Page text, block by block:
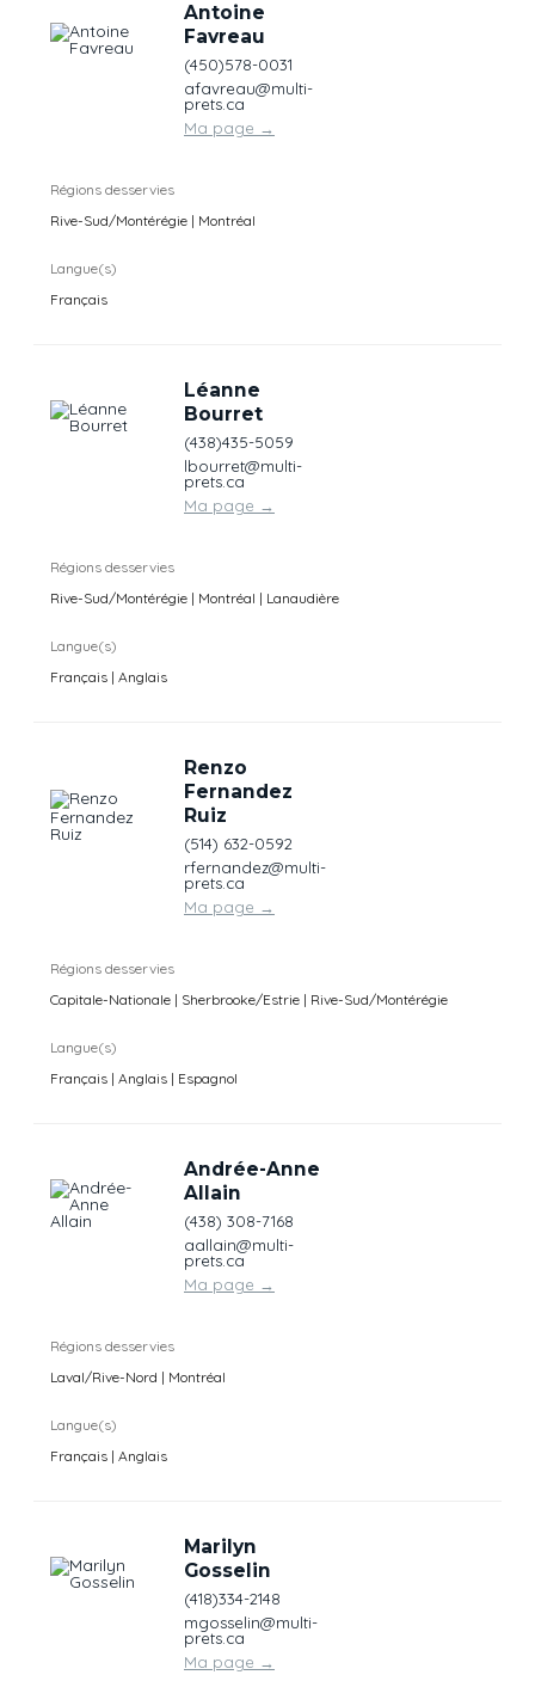
Antoine
Favreau
(450)578-0031
afavreau@multi-
prets.ca
Ma page →
Régions desservies
Rive-Sud/Montérégie | Montréal
Langue(s)
Français
Léanne
Bourret
(438)435-5059
lbourret@multi-
prets.ca
Ma page →
Régions desservies
Rive-Sud/Montérégie | Montréal | Lanaudière
Langue(s)
Français | Anglais
Renzo
Fernandez
Ruiz
(514) 632-0592
rfernandez@multi-
prets.ca
Ma page →
Régions desservies
Capitale-Nationale | Sherbrooke/Estrie | Rive-Sud/Montérégie
Langue(s)
Français | Anglais | Espagnol
Andrée-Anne
Allain
(438) 308-7168
aallain@multi-
prets.ca
Ma page →
Régions desservies
Laval/Rive-Nord | Montréal
Langue(s)
Français | Anglais
Marilyn
Gosselin
(418)334-2148
mgosselin@multi-
prets.ca
Ma page →